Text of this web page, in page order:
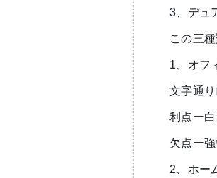
3、デュ
この三
1、オフ
文字通
利点ー
欠点ー
2、ホー